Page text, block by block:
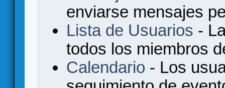
enviarse mensajes
Lista de Usuarios -
todos los miembros
Calendario - Los